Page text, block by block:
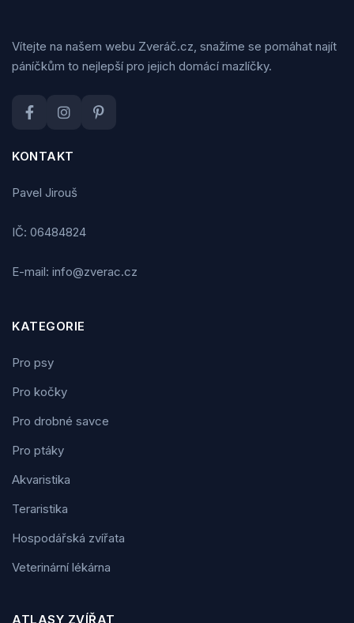
Vítejte na našem webu Zveráč.cz, snažíme se pomáhat najít
páníčkům to nejlepší pro jejich domácí mazlíčky.
KONTAKT
Pavel Jirouš
IČ: 06484824
E-mail: info@zverac.cz
KATEGORIE
Pro psy
Pro kočky
Pro drobné savce
Pro ptáky
Akvaristika
Teraristika
Hospodářská zvířata
Veterinární lékárna
ATLASY ZVÍŘAT